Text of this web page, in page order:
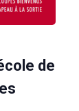
de